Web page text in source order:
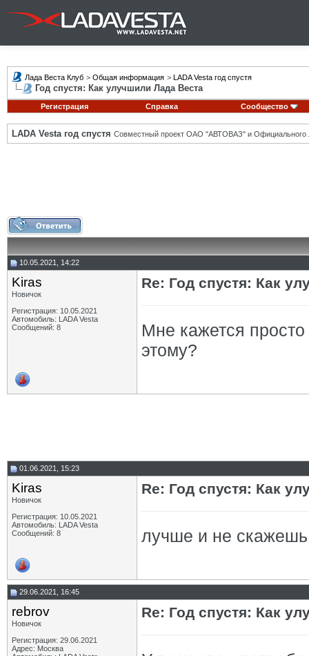
Лада Веста Клуб > Общая информация > LADA Vesta год спустя
Год спустя: Как улучшили Лада Веста
Регистрация Справка Сообщество
LADA Vesta год спустя Совместный проект ОАО "АВТОВАЗ" и Официального
10.05.2021, 14:22
Kiras
Новичок
Регистрация: 10.05.2021
Автомобиль: LADA Vesta
Сообщений: 8
Re: Год спустя: Как
Мне кажется просто
этому?
01.06.2021, 15:23
Kiras
Новичок
Регистрация: 10.05.2021
Автомобиль: LADA Vesta
Сообщений: 8
Re: Год спустя: Как
лучше и не
29.06.2021, 16:45
rebrov
Новичок
Регистрация: 29.06.2021
Адрес: Москва
Re: Год спустя: Как